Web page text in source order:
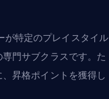
特定のプレイスタイル
門サブクラスです。た
昇格ポイントを獲得し